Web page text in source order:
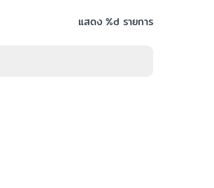
แสดง %d รายการ